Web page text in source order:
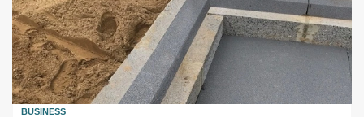
BUSINESS